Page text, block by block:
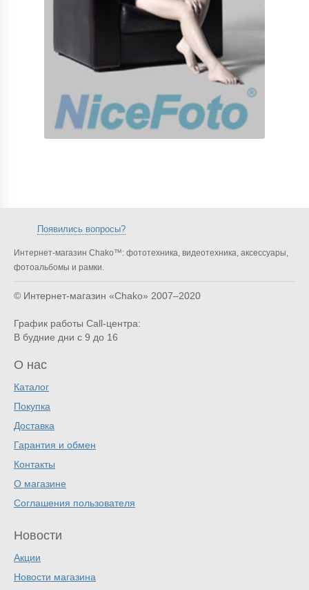
Появились вопросы?
Интернет-магазин Chako™: фототехника, видеотехника, аксессуары,
фотоальбомы и рамки.
© Интернет-магазин «Chako» 2007–2020
График работы Call-центра:
В будние дни с 9 до 16
О нас
Каталог
Покупка
Доставка
Гарантия и обмен
Контакты
О магазине
Соглашения пользователя
Новости
Акции
Новости магазина